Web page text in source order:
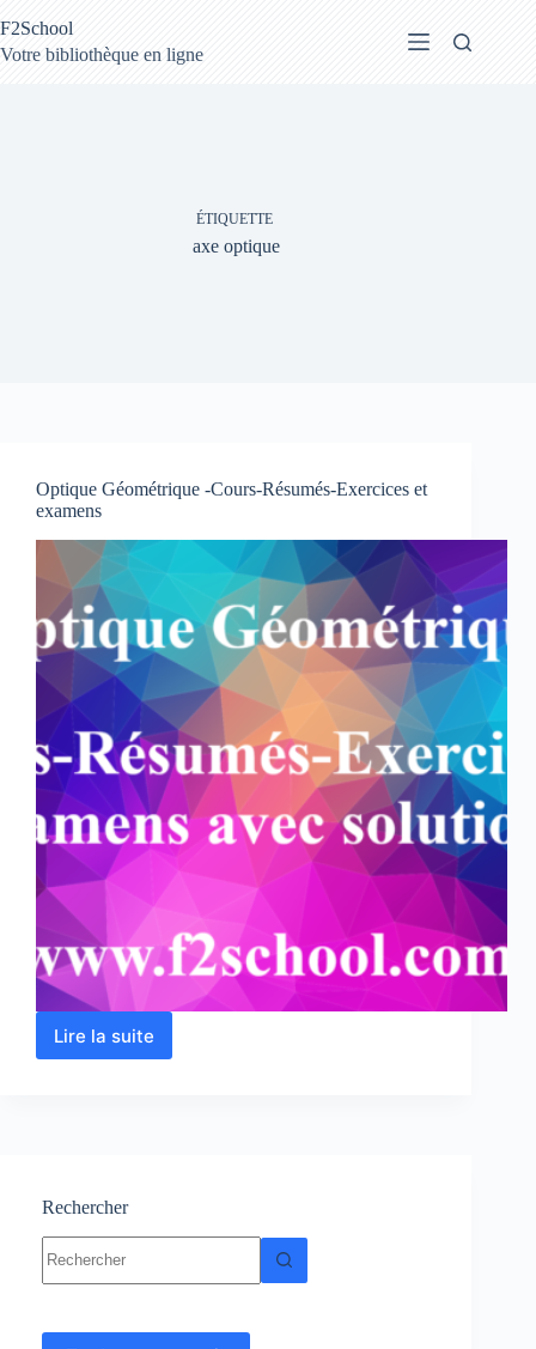
au
contenu
F2School
Votre bibliothèque en ligne
ÉTIQUETTE
axe optique
Optique Géométrique -Cours-Résumés-Exercices et
examens
Lire la suite
Optique
examens
Rechercher
résultat